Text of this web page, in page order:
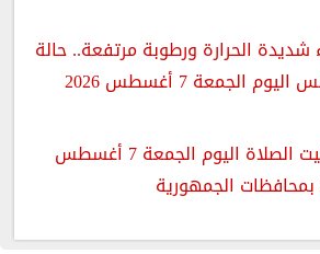
شديدة الحرارة ورطوبة مرتفعة.. حالة
الجمعة 7 أغسطس 2026
مواقيت الصلاة اليوم الجمعة 7 أغسطس